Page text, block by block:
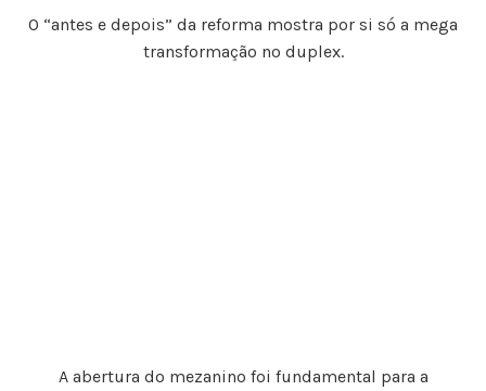
O “antes e depois” da reforma mostra por si só a mega
transformação no duplex.
A abertura do mezanino foi fundamental para a